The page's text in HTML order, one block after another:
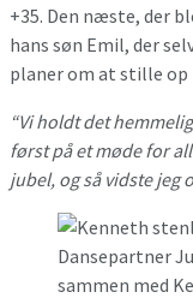
+35. Den næste, der
hans søn Emil, der
planer om at stille op
“Vi holdt det
først på et møde for
jubel, og så vidste jeg
Dansepartner
sammen med